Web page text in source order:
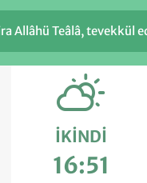
Allâhü Teâlâ, tevekkül
İKINDI
16:51